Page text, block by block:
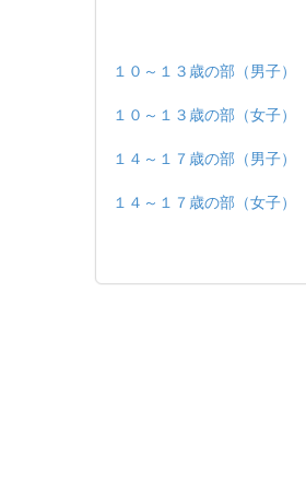
１０～１３歳の部（男子）
１０～１３歳の部（女子）
１４～１７歳の部（男子）
１４～１７歳の部（女子）